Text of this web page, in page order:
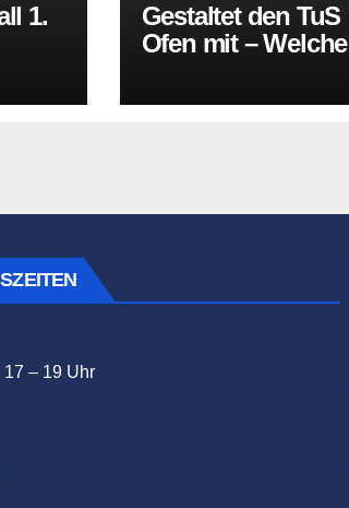
1.
Gestaltet den TuS
Ofen mit – Welche
– 19 Uhr